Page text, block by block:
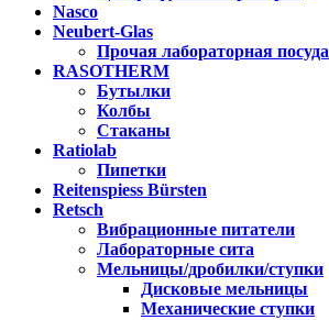
Nasco
Neubert-Glas
Прочая лабораторная посуда
RASOTHERM
Бутылки
Колбы
Стаканы
Ratiolab
Пипетки
Reitenspiess Bürsten
Retsch
Вибрационные питатели
Лабораторные сита
Мельницы/дробилки/ступки
Дисковые мельницы
Механические ступки